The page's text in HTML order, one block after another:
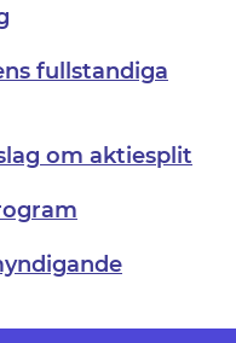
fullstandiga
om aktiesplit